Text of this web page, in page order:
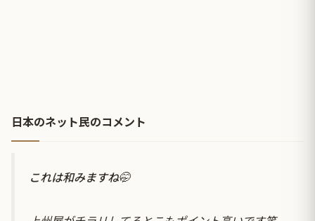
日本のネット民のコメント
これは和みますね🤭